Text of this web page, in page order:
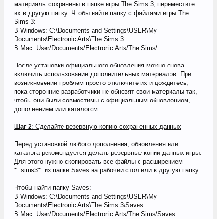
материалы сохранены в папке игры The Sims 3, переместите
их в другую папку. Чтобы найти папку с файлами игры The
Sims 3:
В Windows: C:\Documents and Settings\USER\My
Documents\Electronic Arts\The Sims 3
В Mac: User/Documents/Electronic Arts/The Sims/
После установки официального обновления можно снова
включить использование дополнительных материалов. При
возникновении проблем просто отключите их и дождитесь,
пока сторонние разработчики не обновят свои материалы так,
чтобы они были совместимы с официальным обновлением,
дополнением или каталогом.
Шаг 2: Сделайте резервную копию сохраненных данных
Перед установкой любого дополнения, обновления или
каталога рекомендуется делать резервные копии данных игры.
Для этого нужно скопировать все файлы с расширением
"".sims3"" из папки Saves на рабочий стол или в другую папку.
Чтобы найти папку Saves:
В Windows: C:\Documents and Settings\USER\My
Documents\Electronic Arts\The Sims 3\Saves
В Mac: User/Documents/Electronic Arts/The Sims/Saves